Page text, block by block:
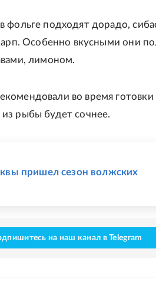
фольге подходят дорадо,
Особенно вкусными они
лимоном.
во время готовки
рыбы будет сочнее.
пришел сезон волжских
на наш канал в Telegram